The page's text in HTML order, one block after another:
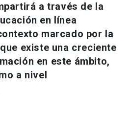
keyboard_arrow_down
launch
a través de la
en línea
marcado por la
existe una creciente
en este ámbito,
a nivel